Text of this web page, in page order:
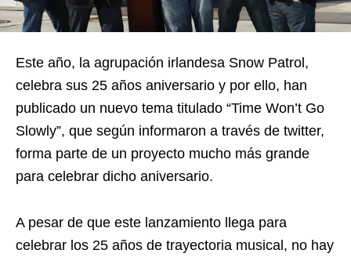
Este año, la agrupación irlandesa Snow Patrol,
celebra sus 25 años aniversario y por ello, han
publicado un nuevo tema titulado “Time Won’t Go
Slowly”, que según informaron a través de twitter,
forma parte de un proyecto mucho más grande
para celebrar dicho aniversario.
A pesar de que este lanzamiento llega para
celebrar los 25 años de trayectoria musical, no hay